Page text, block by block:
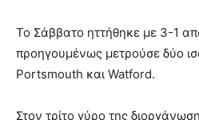
Το Σάββατο ηττήθηκε με 3-1
προηγουμένως μετρούσε δύο
Portsmouth και Watford.
Στον τρίτο γύρο της